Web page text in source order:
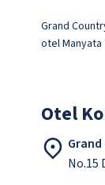
Grand
otel Manyata
Otel
No.15